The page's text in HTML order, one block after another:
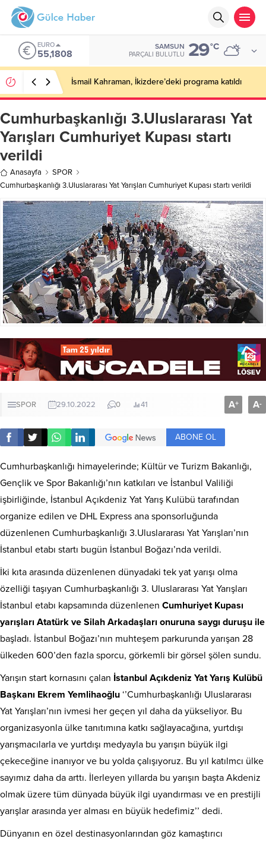
EURO
55,1808
SAMSUN
PARÇALI BULUTLU 29°C
İsmail Kahraman, İkizdere’deki programa katıldı
Cumhurbaşkanlığı 3.Uluslararası Yat
Yarışları Cumhuriyet Kupası startı
verildi
Anasayfa
SPOR
Cumhurbaşkanlığı 3.Uluslararası Yat Yarışları Cumhuriyet Kupası startı verildi
SPOR 29.10.2022 0 41 A+ A-
ABONE OL
Cumhurbaşkanlığı himayelerinde; Kültür ve Turizm Bakanlığı,
Gençlik ve Spor Bakanlığı’nın katkıları ve İstanbul Valiliği
işbirliğinde, İstanbul Açıkdeniz Yat Yarış Kulübü tarafından
organize edilen ve DHL Express ana sponsorluğunda
düzenlenen Cumhurbaşkanlığı 3.Uluslararası Yat Yarışları’nın
İstanbul etabı startı bugün İstanbul Boğazı’nda verildi.
İki kıta arasında düzenlenen dünyadaki tek yat yarışı olma
özelliği taşıyan Cumhurbaşkanlığı 3. Uluslararası Yat Yarışları
İstanbul etabı kapsamında düzenlenen Cumhuriyet Kupası
yarışları Atatürk ve Silah Arkadaşları onuruna saygı duruşu ile
başladı. İstanbul Boğazı’nın muhteşem parkurunda yarışan 28
ülkeden 600’den fazla sporcu, görkemli bir görsel şölen sundu.
Yarışın start kornasını çalan İstanbul Açıkdeniz Yat Yarış Kulübü
Başkanı Ekrem Yemlihaoğlu ‘’Cumhurbaşkanlığı Uluslararası
Yat Yarışları’nın ivmesi her geçen yıl daha da yükseliyor. Bu
organizasyonla ülke tanıtımına katkı sağlayacağına, yurtdışı
yarışmacılarla ve yurtdışı medyayla bu yarışın büyük ilgi
çekeceğine inanıyor ve bu yolda çalışıyoruz. Bu yıl katılmcı ülke
sayımız daha da arttı. İlerleyen yıllarda bu yarışın başta Akdeniz
olmak üzere tüm dünyada büyük ilgi uyandırması ve en prestijli
yarışlar arasında yer alması en büyük hedefimiz’’ dedi.
Dünyanın en özel destinasyonlarından göz kamaştırıcı